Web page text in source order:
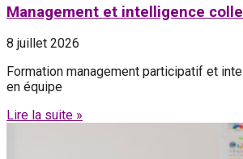
Management et intelligence
8 juillet 2026
Formation management participatif et
en équipe
Lire la suite »